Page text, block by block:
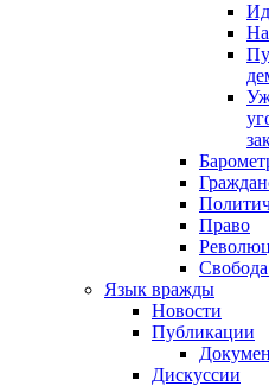
Право
Свобода
Язык вражды
Новости
Публикации
Дискуссии